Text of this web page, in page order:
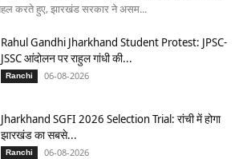
करते हुए, झारखंड सरकार ने असम...
Rahul Gandhi Jharkhand Student Protest: JPSC-
JSSC आंदोलन पर राहुल गांधी की...
Ranchi 06-08-2026
Jharkhand SGFI 2026 Selection Trial: रांची में होगा
झारखंड का सबसे...
Ranchi 06-08-2026